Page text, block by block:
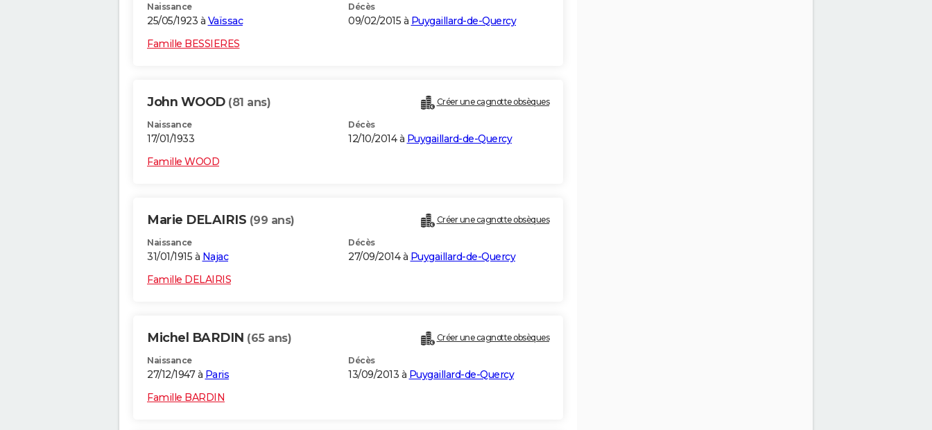
Naissance
25/05/1923 à Vaïssac
Décès
09/02/2015 à Puygaillard-de-Quercy
Famille BESSIERES
John WOOD (81 ans) Créer une cagnotte obsèques
Naissance
17/01/1933
Décès
12/10/2014 à Puygaillard-de-Quercy
Famille WOOD
Marie DELAIRIS (99 ans) Créer une cagnotte obsèques
Naissance
31/01/1915 à Najac
Décès
27/09/2014 à Puygaillard-de-Quercy
Famille DELAIRIS
Michel BARDIN (65 ans) Créer une cagnotte obsèques
Naissance
27/12/1947 à Paris
Décès
13/09/2013 à Puygaillard-de-Quercy
Famille BARDIN